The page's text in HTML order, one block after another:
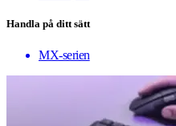
Handla på ditt sätt
MX-serien